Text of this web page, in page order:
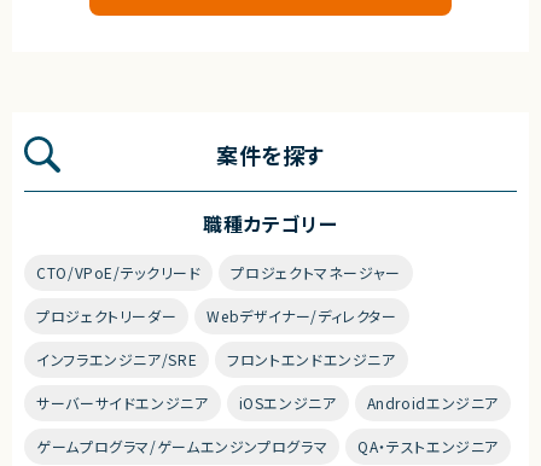
案件を探す
職種カテゴリー
CTO/VPoE/テックリード プロジェクトマネージャー
プロジェクトリーダー Webデザイナー/ディレクター
インフラエンジニア/SRE フロントエンドエンジニア
サーバーサイドエンジニア iOSエンジニア Androidエンジニア
ゲームプログラマ/ゲームエンジンプログラマ QA・テストエンジニア